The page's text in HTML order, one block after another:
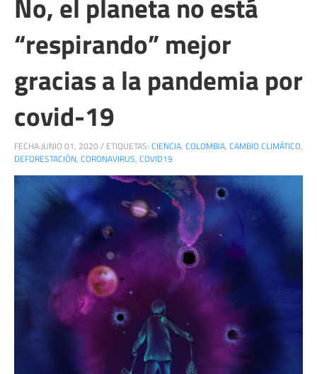
“respirando” mejor
gracias a la pandemia por
covid-19
FECHA:JUNIO 01, 2020 / ETIQUETAS: CIENCIA, COLOMBIA, CAMBIO CLIMÁTICO,
DEFORESTACIÓN, CORONAVIRUS, COVID19